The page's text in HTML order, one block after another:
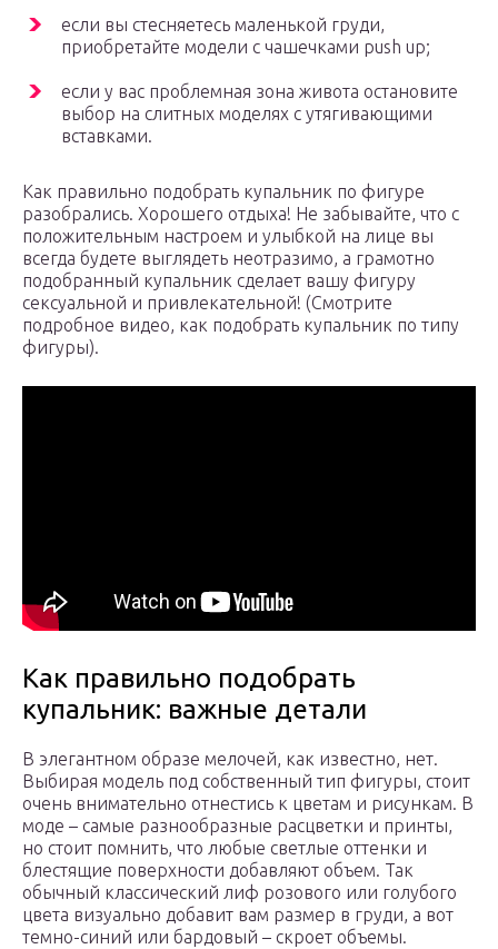
если вы стесняетесь маленькой груди,
приобретайте модели с чашечками push up;
если у вас проблемная зона живота остановите
выбор на слитных моделях с утягивающими
вставками.
Как правильно подобрать купальник по фигуре
разобрались. Хорошего отдыха! Не забывайте, что с
положительным настроем и улыбкой на лице вы
всегда будете выглядеть неотразимо, а грамотно
подобранный купальник сделает вашу фигуру
сексуальной и привлекательной! (Смотрите
подробное видео, как подобрать купальник по типу
фигуры).
Как правильно подобрать
купальник: важные детали
В элегантном образе мелочей, как известно, нет.
Выбирая модель под собственный тип фигуры, стоит
очень внимательно отнестись к цветам и рисункам. В
моде – самые разнообразные расцветки и принты,
но стоит помнить, что любые светлые оттенки и
блестящие поверхности добавляют объем. Так
обычный классический лиф розового или голубого
цвета визуально добавит вам размер в груди, а вот
темно-синий или бардовый – скроет объемы.